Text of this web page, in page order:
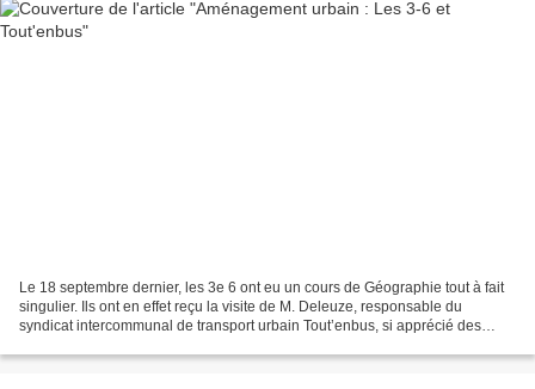
Le 18 septembre dernier, les 3e 6 ont eu un cours de Géographie tout à fait
singulier. Ils ont en effet reçu la visite de M. Deleuze, responsable du
syndicat intercommunal de transport urbain Tout’enbus, si apprécié des